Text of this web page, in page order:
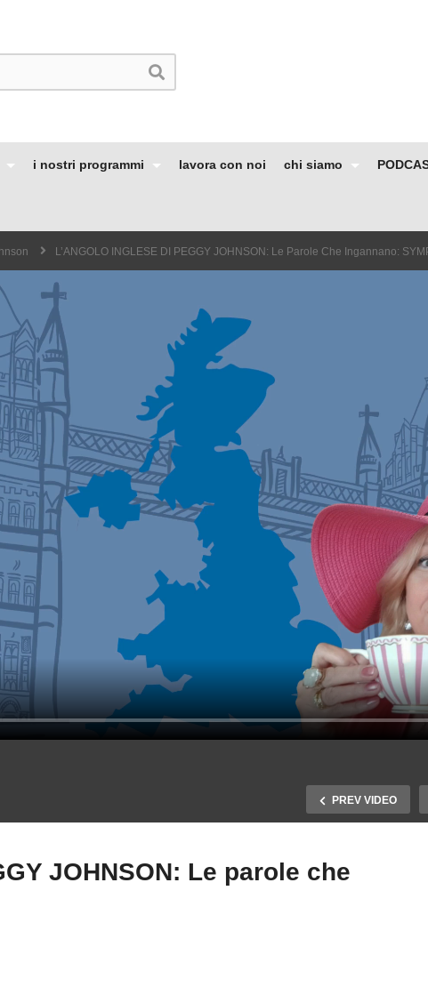
i nostri programmi lavora con noi chi siamo
L’ANGOLO INGLESE DI PEGGY JOHNSON: Le Parole Che Ingannano:
PREV VIDEO
JOHNSON: Le parole che